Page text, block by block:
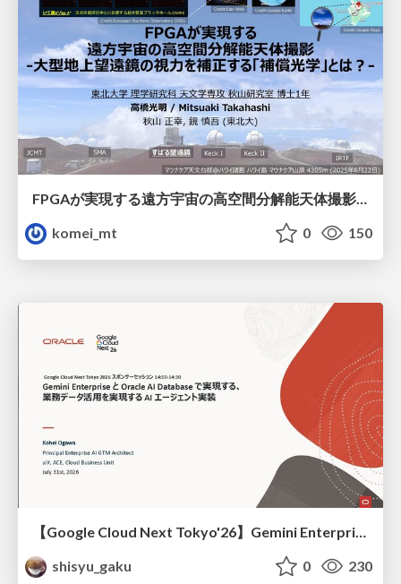
komei_mt
0 150
【Google Cloud Next Tokyo'26】Gemini Enterprise と Oracle AI Database で実現する、 業務データ活用を実現する AI エージェント実装
shisyu_gaku
0 230